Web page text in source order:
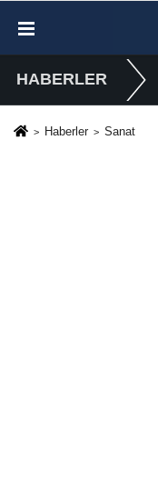
HABERLER
Haberler Sanat